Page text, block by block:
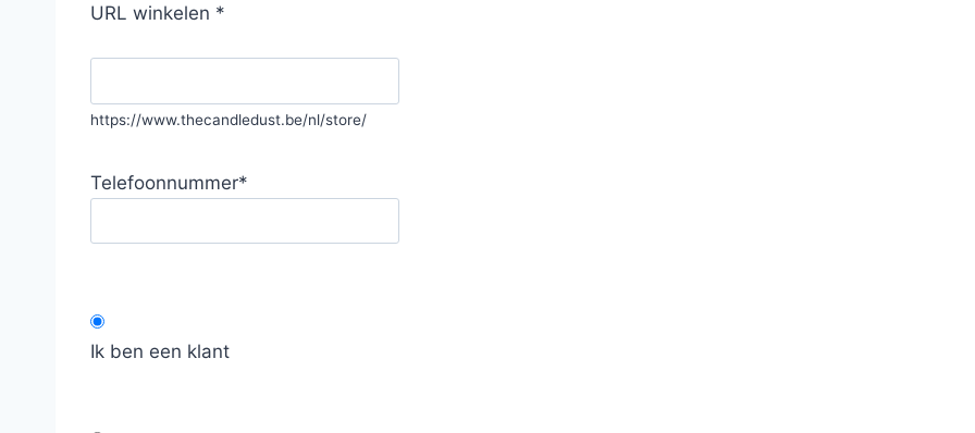
URL winkelen *
https://www.thecandledust.be/nl/store/
Telefoonnummer*
Ik ben een klant